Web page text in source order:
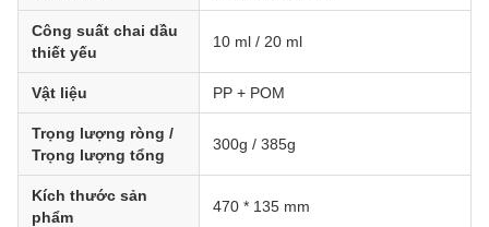
Công suất chai dầu
thiết yếu
10 ml / 20 ml
Vật liệu PP + POM
Trọng lượng ròng /
Trọng lượng tổng
300g / 385g
Kích thước sản
phẩm
470 * 135 mm